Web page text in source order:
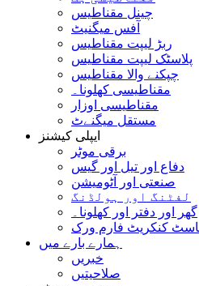
چینل مقناطیس
آفس میگنیٹ
ربڑ لیپت مقناطیس
پلاسٹک لیپت مقناطیس
چپکنے والا مقناطیس
مقناطیسی کھلونا۔
مقناطیسی اوزار
مستقل میگنےٹ
ایپلی کیشنز
برقی موٹر
دفاع اور تیل اور گیس
صنعتی اور آٹومیشن
لفٹنگ اور ہولڈنگ
گھر اور دفتر اور کھلونا۔
کنکریٹ فارم ورک
ہمارے بارے میں
خبریں
صلاحیتیں